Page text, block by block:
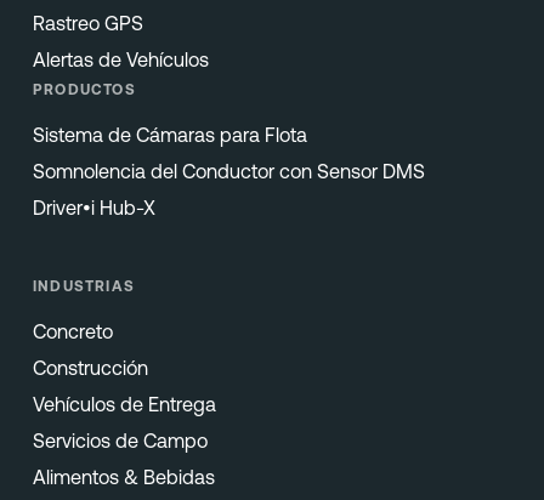
Rastreo GPS
Alertas de Vehículos
PRODUCTOS
Sistema de Cámaras para Flota
Somnolencia del Conductor con Sensor DMS
Driver•i Hub-X
INDUSTRIAS
Concreto
Construcción
Vehículos de Entrega
Servicios de Campo
Alimentos & Bebidas